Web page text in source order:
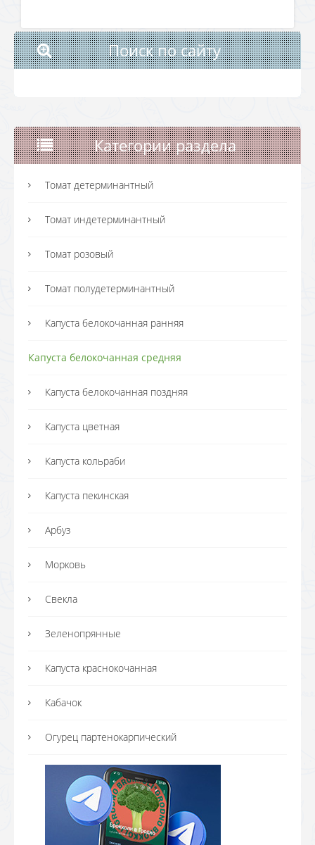
Поиск по сайту
Категории раздела
Томат детерминантный
Томат индетерминантный
Томат розовый
Томат полудетерминантный
Капуста белокочанная ранняя
Капуста белокочанная средняя
Капуста белокочанная поздняя
Капуста цветная
Капуста кольраби
Капуста пекинская
Арбуз
Морковь
Свекла
Зеленопрянные
Капуста краснокочанная
Кабачок
Огурец партенокарпический